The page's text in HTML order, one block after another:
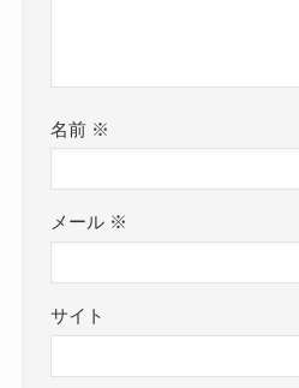
名前 ※
メール ※
サイト